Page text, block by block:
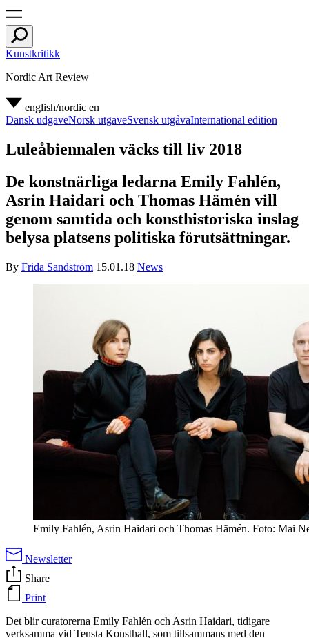
Kunstkritikk
Nordic Art Review
english/nordic en
Dansk udgaveNorsk utgaveSvensk utgåvaInternational edition
Luleåbiennalen väcks till liv 2018
De konstnärliga ledarna Emily Fahlén,
Asrin Haidari och Thomas Hämén vill
genom samtida och konsthistoriska inslag
belysa platsens politiska förutsättningar.
By Frida Sandström 15.01.18 News
Emily Fahlén, Asrin Haidari och Thomas Hämén. Foto: Mai
Newsletter
Share
Print
Det blir curatorerna Emily Fahlén och Asrin Haidari, tidigare
verksamma vid Tensta Konsthall, som tillsammans med den